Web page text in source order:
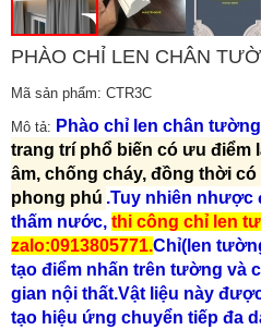
PHÀO CHỈ LEN CHÂN
Mã sản phẩm: CTR3C
Mô tả: Phào chỉ len chân
trang trí phổ biến có ưu điểm
âm, chống cháy, đồng thời
phong phú .Tuy nhiên nhược
thấm nước, thi công chỉ len
zalo:0913805771.Chỉ(len
tạo điểm nhấn trên tường và
gian nội thất.Vật liệu này
tạo hiệu ứng chuyển tiếp đa